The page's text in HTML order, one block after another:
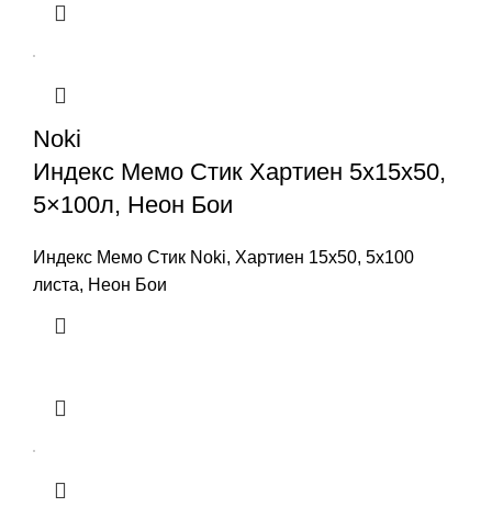
Noki
Индекс Мемо Стик Хартиен 5x15x50,
5×100л, Неон Бои
Индекс Мемо Стик Noki, Хартиен 15x50, 5x100
листа, Неон Бои